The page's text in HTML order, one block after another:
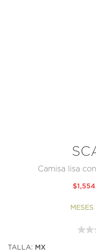
Camisa lisa
MESES
TALLA: MX